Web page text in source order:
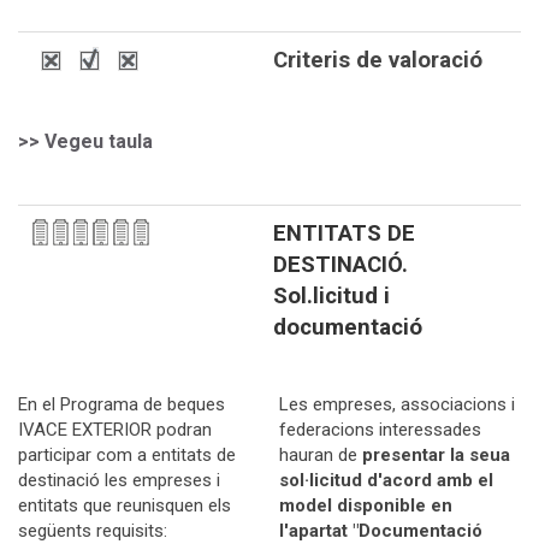
Criteris de valoració
>> Vegeu taula
ENTITATS DE
DESTINACIÓ.
Sol.licitud i
documentació
En el Programa de beques
IVACE EXTERIOR podran
participar com a entitats de
destinació les empreses i
entitats que reunisquen els
següents requisits:
Les empreses, associacions i
federacions interessades
hauran de presentar la seua
sol·licitud d'acord amb el
model disponible en
l'apartat "Documentació